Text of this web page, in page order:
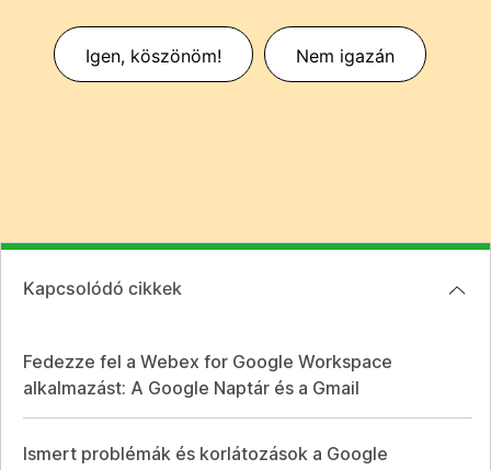
Igen, köszönöm! Nem igazán
Kapcsolódó cikkek
Fedezze fel a Webex for Google Workspace
alkalmazást: A Google Naptár és a Gmail
Ismert problémák és korlátozások a Google